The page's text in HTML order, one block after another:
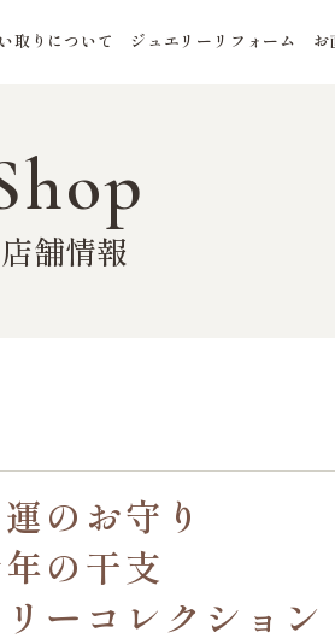
取りについて ジュエリーリフォーム お
店舗情報
のお守り
の干支
ーコレクション